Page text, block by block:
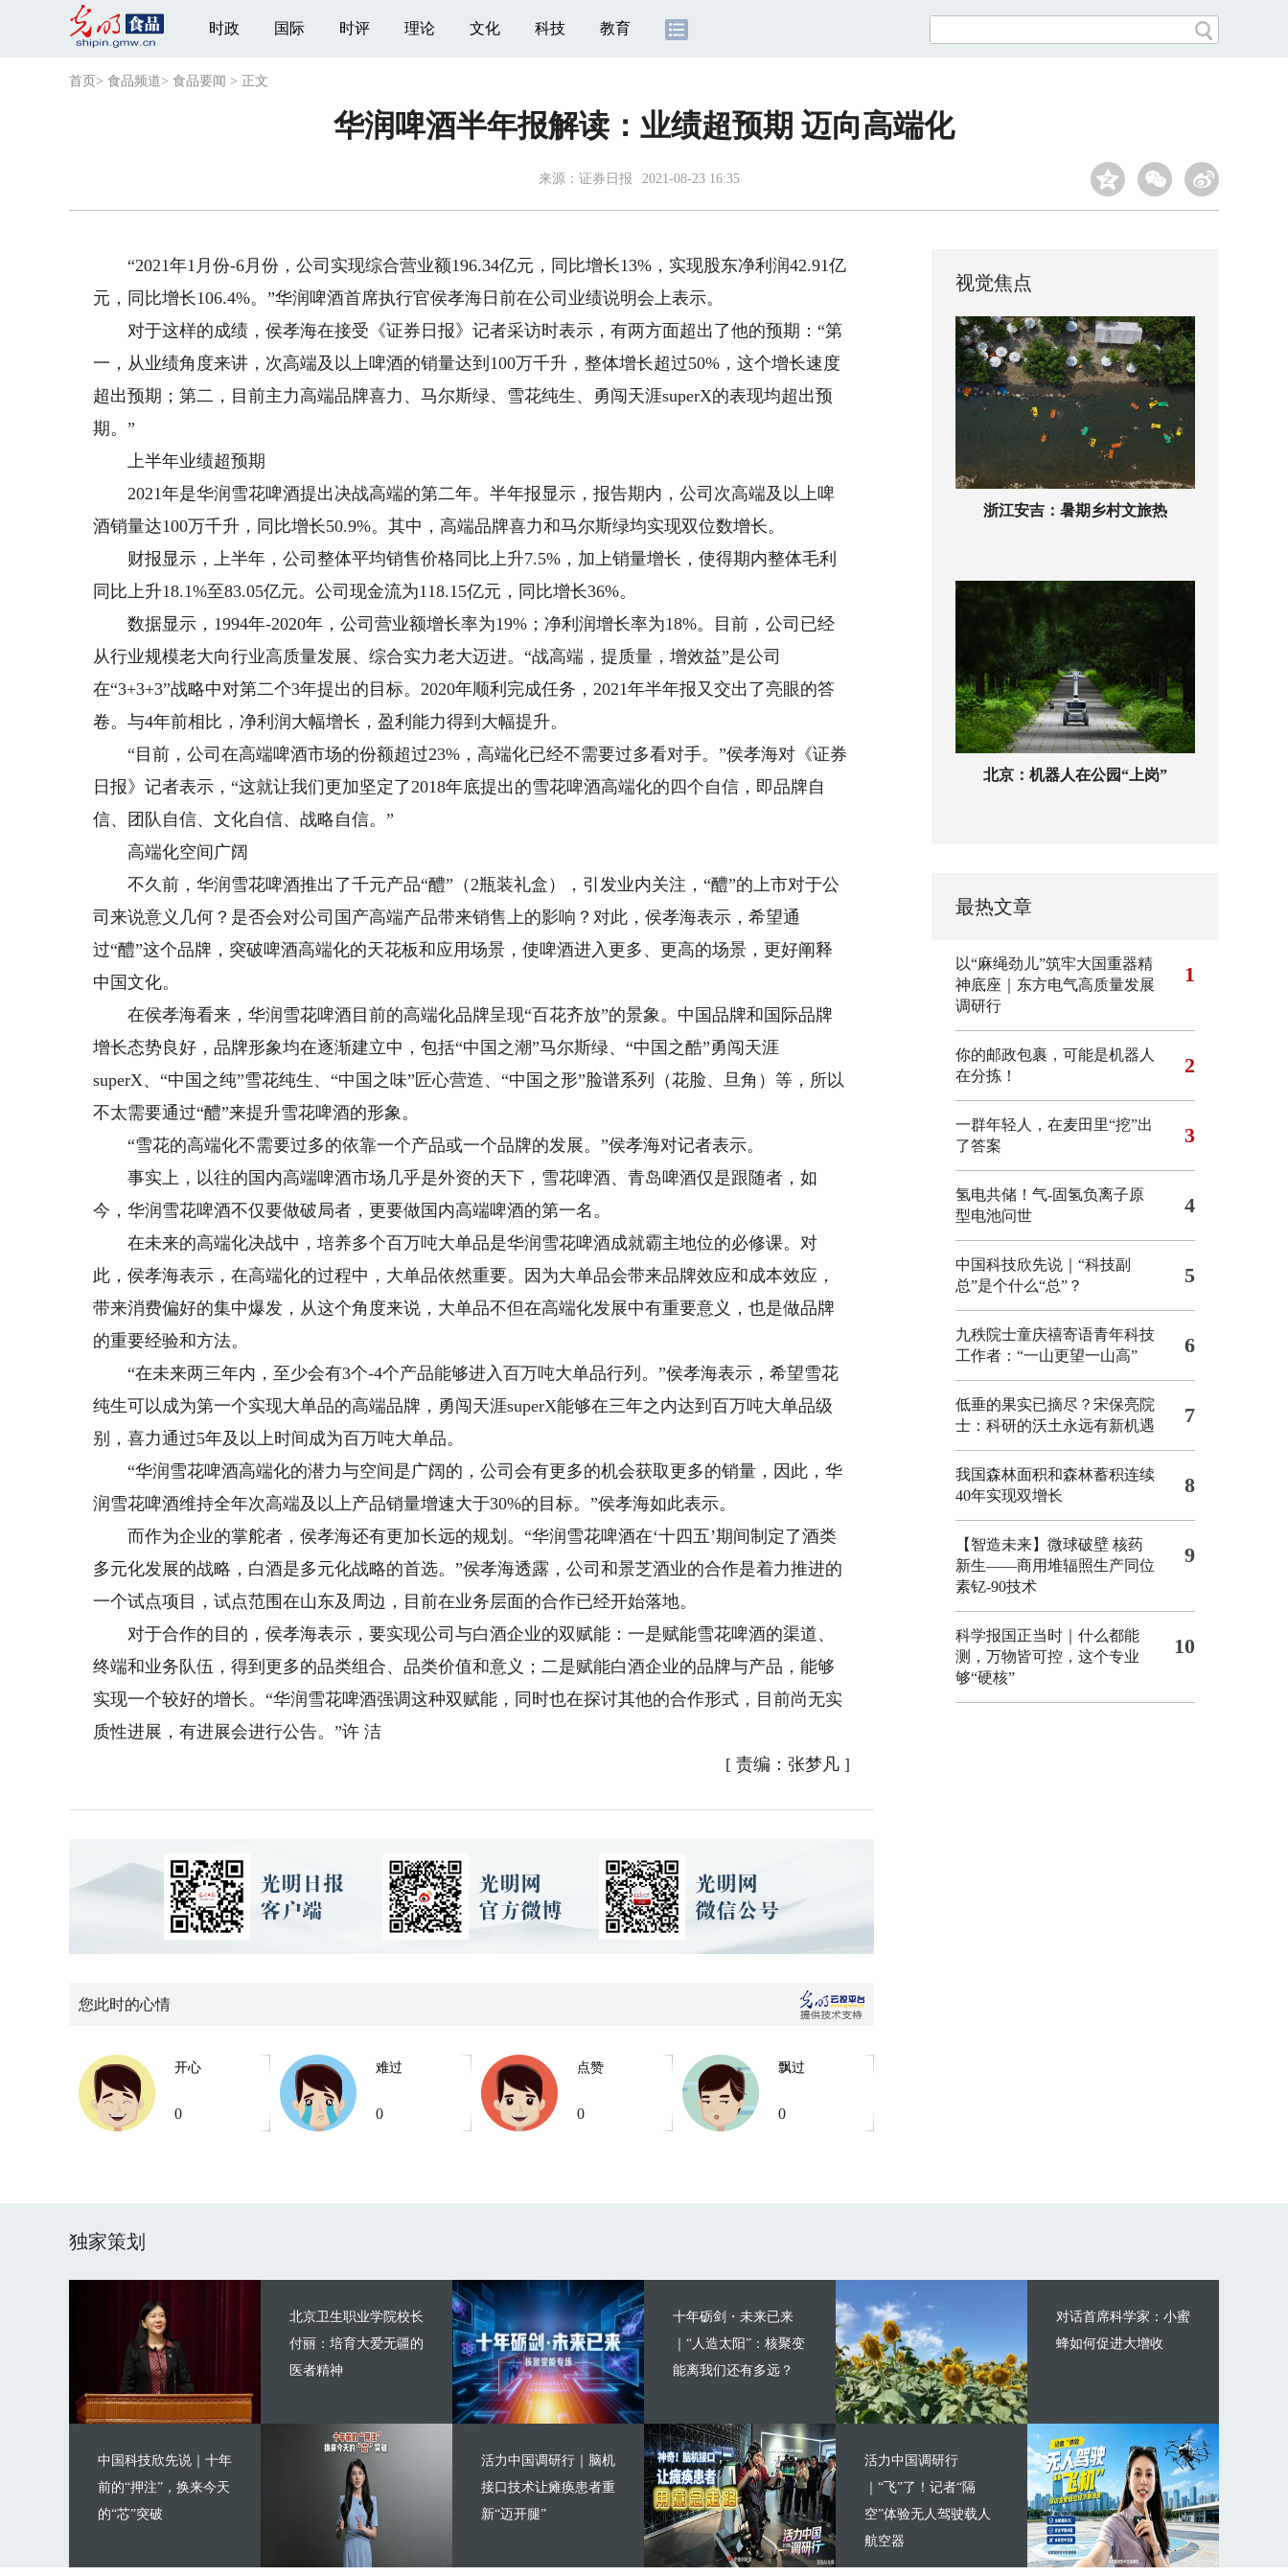
时政 国际 时评 理论 文化 科技 教育
首页 > 食品频道> 食品要闻 > 正文
华润啤酒半年报解读：业绩超预期 迈向高端化
来源： 证券日报 2021-08-23 16:35
“2021年1月份-6月份，公司实现综合营业额196.34亿元，同比增长13%，实现股东净利润42.91亿
元，同比增长106.4%。”华润啤酒首席执行官侯孝海日前在公司业绩说明会上表示。
对于这样的成绩，侯孝海在接受《证券日报》记者采访时表示，有两方面超出了他的预期：“第
一，从业绩角度来讲，次高端及以上啤酒的销量达到100万千升，整体增长超过50%，这个增长速度
超出预期；第二，目前主力高端品牌喜力、马尔斯绿、雪花纯生、勇闯天涯superX的表现均超出预
期。”
上半年业绩超预期
2021年是华润雪花啤酒提出决战高端的第二年。半年报显示，报告期内，公司次高端及以上啤
酒销量达100万千升，同比增长50.9%。其中，高端品牌喜力和马尔斯绿均实现双位数增长。
财报显示，上半年，公司整体平均销售价格同比上升7.5%，加上销量增长，使得期内整体毛利
同比上升18.1%至83.05亿元。公司现金流为118.15亿元，同比增长36%。
数据显示，1994年-2020年，公司营业额增长率为19%；净利润增长率为18%。目前，公司已经
从行业规模老大向行业高质量发展、综合实力老大迈进。“战高端，提质量，增效益”是公司
在“3+3+3”战略中对第二个3年提出的目标。2020年顺利完成任务，2021年半年报又交出了亮眼的答
卷。与4年前相比，净利润大幅增长，盈利能力得到大幅提升。
“目前，公司在高端啤酒市场的份额超过23%，高端化已经不需要过多看对手。”侯孝海对《证券
日报》记者表示，“这就让我们更加坚定了2018年底提出的雪花啤酒高端化的四个自信，即品牌自
信、团队自信、文化自信、战略自信。”
高端化空间广阔
不久前，华润雪花啤酒推出了千元产品“醴”（2瓶装礼盒），引发业内关注，“醴”的上市对于公
司来说意义几何？是否会对公司国产高端产品带来销售上的影响？对此，侯孝海表示，希望通
过“醴”这个品牌，突破啤酒高端化的天花板和应用场景，使啤酒进入更多、更高的场景，更好阐释
中国文化。
在侯孝海看来，华润雪花啤酒目前的高端化品牌呈现“百花齐放”的景象。中国品牌和国际品牌
增长态势良好，品牌形象均在逐渐建立中，包括“中国之潮”马尔斯绿、“中国之酷”勇闯天涯
superX、“中国之纯”雪花纯生、“中国之味”匠心营造、“中国之形”脸谱系列（花脸、旦角）等，所以
不太需要通过“醴”来提升雪花啤酒的形象。
“雪花的高端化不需要过多的依靠一个产品或一个品牌的发展。”侯孝海对记者表示。
事实上，以往的国内高端啤酒市场几乎是外资的天下，雪花啤酒、青岛啤酒仅是跟随者，如
今，华润雪花啤酒不仅要做破局者，更要做国内高端啤酒的第一名。
在未来的高端化决战中，培养多个百万吨大单品是华润雪花啤酒成就霸主地位的必修课。对
此，侯孝海表示，在高端化的过程中，大单品依然重要。因为大单品会带来品牌效应和成本效应，
带来消费偏好的集中爆发，从这个角度来说，大单品不但在高端化发展中有重要意义，也是做品牌
的重要经验和方法。
“在未来两三年内，至少会有3个-4个产品能够进入百万吨大单品行列。”侯孝海表示，希望雪花
纯生可以成为第一个实现大单品的高端品牌，勇闯天涯superX能够在三年之内达到百万吨大单品级
别，喜力通过5年及以上时间成为百万吨大单品。
“华润雪花啤酒高端化的潜力与空间是广阔的，公司会有更多的机会获取更多的销量，因此，华
润雪花啤酒维持全年次高端及以上产品销量增速大于30%的目标。”侯孝海如此表示。
而作为企业的掌舵者，侯孝海还有更加长远的规划。“华润雪花啤酒在‘十四五’期间制定了酒类
多元化发展的战略，白酒是多元化战略的首选。”侯孝海透露，公司和景芝酒业的合作是着力推进的
一个试点项目，试点范围在山东及周边，目前在业务层面的合作已经开始落地。
对于合作的目的，侯孝海表示，要实现公司与白酒企业的双赋能：一是赋能雪花啤酒的渠道、
终端和业务队伍，得到更多的品类组合、品类价值和意义；二是赋能白酒企业的品牌与产品，能够
实现一个较好的增长。“华润雪花啤酒强调这种双赋能，同时也在探讨其他的合作形式，目前尚无实
质性进展，有进展会进行公告。”许 洁
[ 责编：张梦凡]
您此时的心情
开心
0
难过
0
点赞
0
飘过
0
视觉焦点
浙江安吉：暑期乡村文旅热
北京：机器人在公园“上岗”
最热文章
以“麻绳劲儿”筑牢大国重器精
神底座｜东方电气高质量发展
调研行
1
你的邮政包裹，可能是机器人
在分拣！
2
一群年轻人，在麦田里“挖”出
了答案
3
氢电共储！气-固氢负离子原
型电池问世
4
中国科技欣先说｜“科技副
总”是个什么“总”？
5
九秩院士童庆禧寄语青年科技
工作者：“一山更望一山高”
6
低垂的果实已摘尽？宋保亮院
士：科研的沃土永远有新机遇
7
我国森林面积和森林蓄积连续
40年实现双增长
8
【智造未来】微球破壁 核药
新生——商用堆辐照生产同位
素钇-90技术
9
科学报国正当时｜什么都能
测，万物皆可控，这个专业
够“硬核”
10
独家策划
北京卫生职业学院校长
付丽：培育大爱无疆的
医者精神
中国科技欣先说｜十年
前的“押注”，换来今天
的“芯”突破
十年砺剑・未来已来
｜“人造太阳”：核聚变
能离我们还有多远？
活力中国调研行｜脑机
接口技术让瘫痪患者重
新“迈开腿”
对话首席科学家：小蜜
蜂如何促进大增收
活力中国调研行
｜“飞”了！记者“隔
空”体验无人驾驶载人
航空器